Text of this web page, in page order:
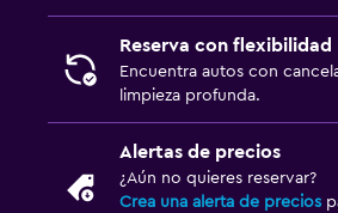
Reserva con flexibilidad
Encuentra autos con
limpieza profunda.
Alertas de precios
¿Aún no quieres reservar?
Crea una alerta de precios